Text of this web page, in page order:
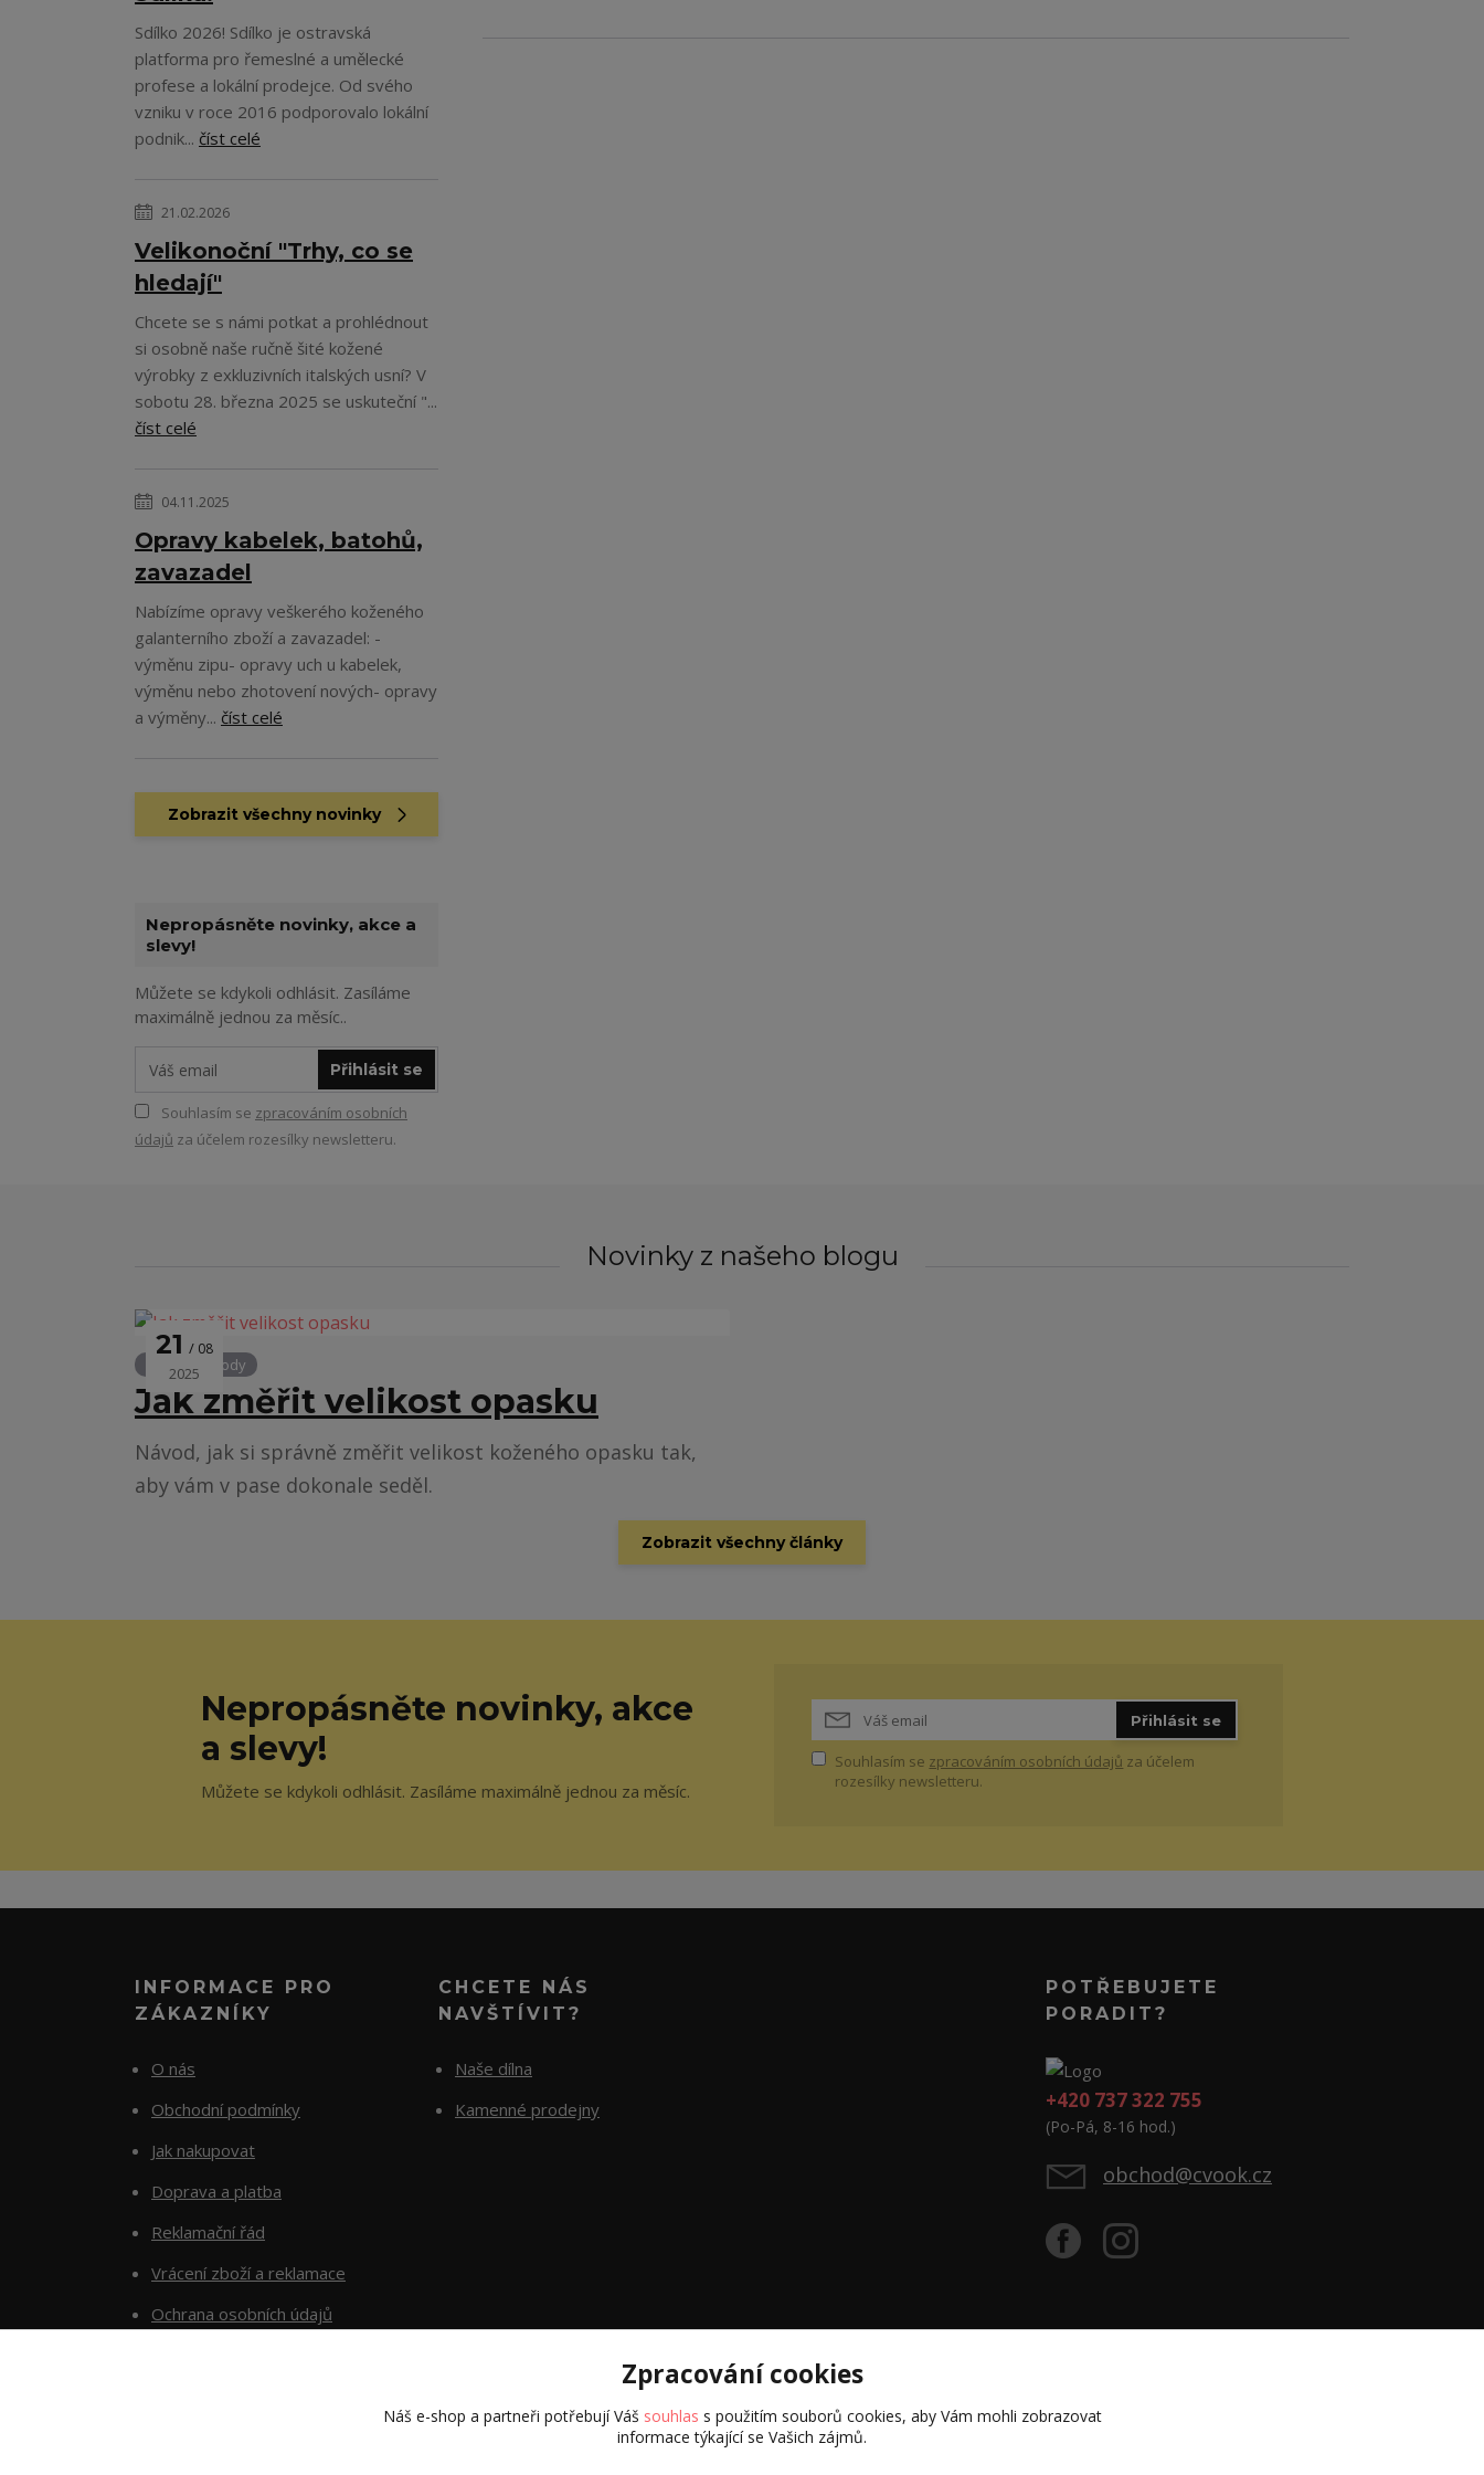
Sdílko 2026! Sdílko je ostravská
platforma pro řemeslné a umělecké
profese a lokální prodejce. Od svého
vzniku v roce 2016 podporovalo lokální
podnik... číst celé
21.02.2026
Velikonoční "Trhy, co se
hledají"
Chcete se s námi potkat a prohlédnout
si osobně naše ručně šité kožené
výrobky z exkluzivních italských usní? V
sobotu 28. března 2025 se uskuteční "...
číst celé
04.11.2025
Opravy kabelek, batohů,
zavazadel
Nabízíme opravy veškerého koženého
galanterního zboží a zavazadel: -
výměnu zipu- opravy uch u kabelek,
výměnu nebo zhotovení nových- opravy
a výměny... číst celé
Zobrazit všechny novinky
Nepropásněte novinky, akce a
slevy!
Můžete se kdykoli odhlásit. Zasíláme
maximálně jednou za měsíc..
Přihlásit se
Souhlasím se zpracováním osobních
údajů za účelem rozesílky newsletteru.
Novinky z našeho blogu
21 08
2025
Rady a návody
Jak změřit velikost opasku
Návod, jak si správně změřit velikost koženého opasku tak,
aby vám v pase dokonale seděl.
Zobrazit všechny články
Nepropásněte novinky, akce
a slevy!
Můžete se kdykoli odhlásit. Zasíláme maximálně jednou za měsíc.
Přihlásit se
Souhlasím se zpracováním osobních údajů za účelem
rozesílky newsletteru.
INFORMACE PRO
ZÁKAZNÍKY
O nás
Obchodní podmínky
Jak nakupovat
Doprava a platba
Reklamační řád
Vrácení zboží a reklamace
Ochrana osobních údajů
CHCETE NÁS
NAVŠTÍVIT?
Naše dílna
Kamenné prodejny
POTŘEBUJETE
PORADIT?
+420 737 322 755
(Po-Pá, 8-16 hod.)
obchod@cvook.cz
Zpracování cookies
Náš e-shop a partneři potřebují Váš souhlas s použitím souborů cookies, aby Vám mohli zobrazovat
informace týkající se Vašich zájmů.